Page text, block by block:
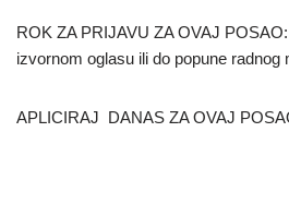
ROK ZA PRIJAVU ZA OVAJ
izvornom oglasu ili do popune radnog
APLICIRAJ DANAS ZA OVAJ